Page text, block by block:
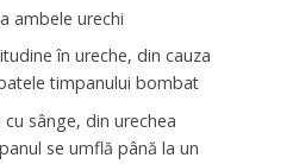
ambele urechi
în ureche, din cauza
timpanului bombat
sânge, din urechea
se umflă până la un